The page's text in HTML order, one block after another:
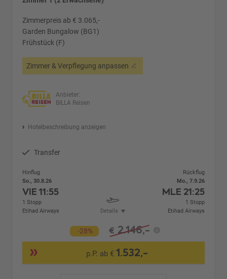
Zimmerpreis ab € 3.065,-
Garden Bungalow (BG1)
Frühstück (F)
Zimmer & Verpflegung anpassen
Anbieter:
BILLA Reisen
Hotelbeschreibung anzeigen
Transfer
Hinflug
So., 30.8.26
VIE11:55
1 Stopp
Etihad Airways
Details
Rückflug
Mo., 7.9.26
MLE 21:25
1 Stopp
Etihad Airways
-28% € 2.146,-
p.P. ab €1.532,-